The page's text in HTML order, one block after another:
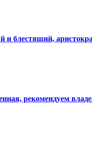
блестящий,
рекомендуем